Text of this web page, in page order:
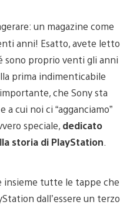
un magazine come
anni! Esatto, avete letto
sono proprio venti gli anni
prima indimenticabile
che Sony sta
cui noi ci “agganciamo”
speciale, dedicato
storia di PlayStation
insieme tutte le tappe che
dall’essere un terzo